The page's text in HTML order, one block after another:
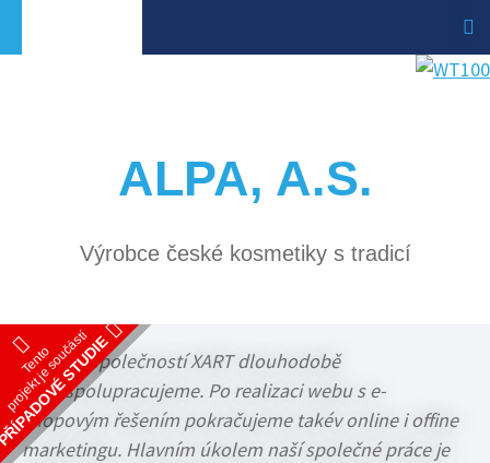
ALPA, A.S.
Výrobce české kosmetiky s tradicí
Se společností XART dlouhodobě
spolupracujeme. Po realizaci webu s e-
shopovým řešením pokračujeme takév online i offine
marketingu. Hlavním úkolem naší společné práce je
Tento
projekt je součástíSTUDIE